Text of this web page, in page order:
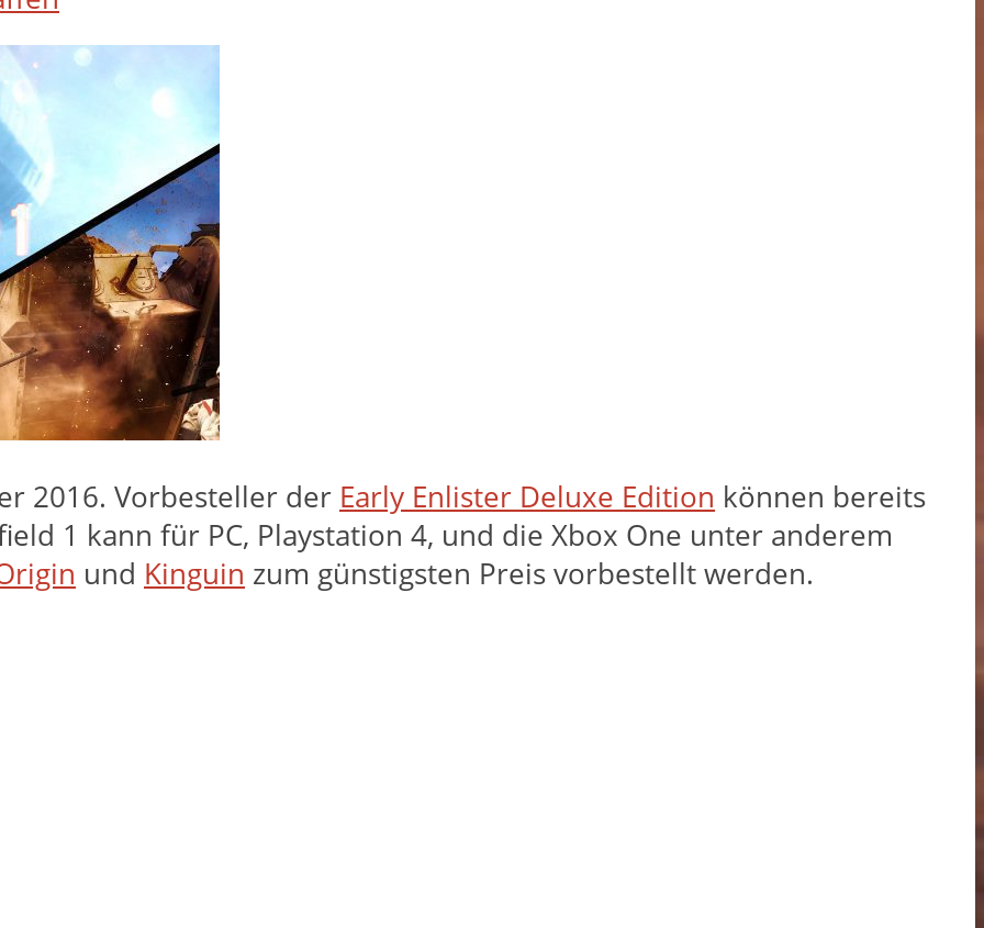
2016. Vorbesteller der Early Enlister Deluxe Edition können bereits
1 kann für PC, Playstation 4, und die Xbox One unter anderem
und Kinguin zum günstigsten Preis vorbestellt werden.